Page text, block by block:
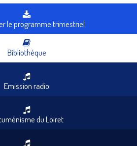
le programme trimestriel
Bibliothèque
Emission radio
du Loiret